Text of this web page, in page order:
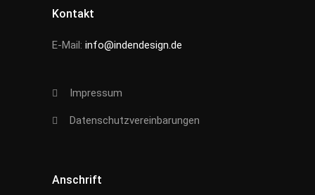
Kontakt
E-Mail: info@indendesign.de
Impressum
Datenschutzvereinbarungen
Anschrift